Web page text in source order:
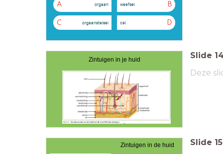
A orgaan B
weefsel
C orgaanstelsel D
cel
Zintuigen in je huid Slide
Deze
Zintuigen in de huid Slide 15